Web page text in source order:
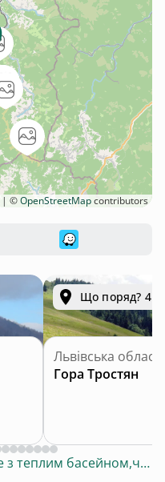
| ©OpenStreetMapcontributors
Що поряд? 4.8
Львівська
Гора Тростян
Under_sky_skavske з теплим басейном,чаном